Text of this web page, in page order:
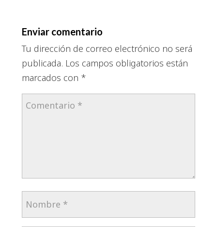
Enviar comentario
Tu dirección de correo electrónico no será
publicada. Los campos obligatorios están
marcados con *